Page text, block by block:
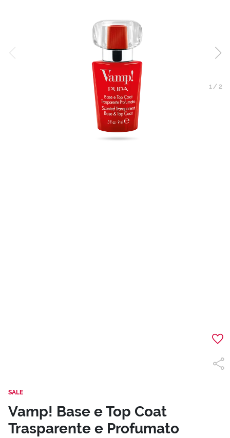
1/ 2
SALE
Vamp! Base e Top Coat
Trasparente e Profumato